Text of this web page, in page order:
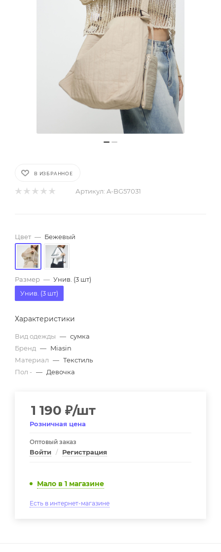
В ИЗБРАННОЕ
Артикул: A-BG57031
Цвет — Бежевый
Размер — Унив. (3 шт)
Унив. (3 шт)
Характеристики
Вид одежды — сумка
Бренд — Miasin
Материал — Текстиль
Пол - — Девочка
1 190 ₽/шт
Розничная цена
Оптовый заказ
Войти / Регистрация
Мало в 1 магазине
Есть в интернет-магазине